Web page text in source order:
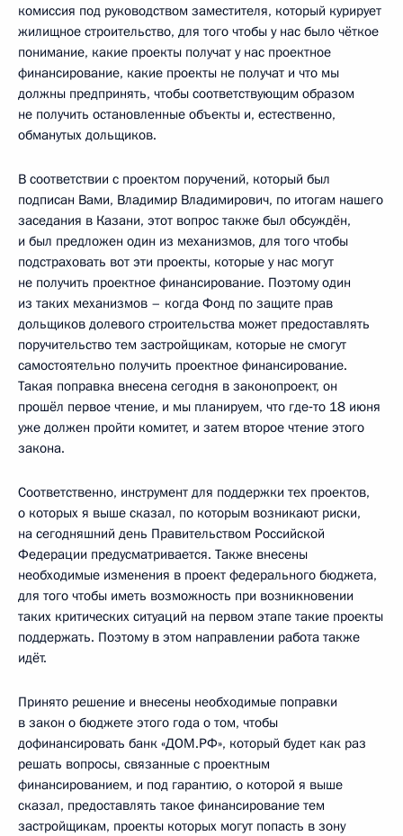
комиссия под руководством заместителя, который курирует
жилищное строительство, для того чтобы у нас было чёткое
понимание, какие проекты получат у нас проектное
финансирование, какие проекты не получат и что мы
должны предпринять, чтобы соответствующим образом
не получить остановленные объекты и, естественно,
обманутых дольщиков.
В соответствии с проектом поручений, который был
подписан Вами, Владимир Владимирович, по итогам нашего
заседания в Казани, этот вопрос также был обсуждён,
и был предложен один из механизмов, для того чтобы
подстраховать вот эти проекты, которые у нас могут
не получить проектное финансирование. Поэтому один
из таких механизмов – когда Фонд по защите прав
дольщиков долевого строительства может предоставлять
поручительство тем застройщикам, которые не смогут
самостоятельно получить проектное финансирование.
Такая поправка внесена сегодня в законопроект, он
прошёл первое чтение, и мы планируем, что где‑то 18 июня
уже должен пройти комитет, и затем второе чтение этого
закона.
Соответственно, инструмент для поддержки тех проектов,
о которых я выше сказал, по которым возникают риски,
на сегодняшний день Правительством Российской
Федерации предусматривается. Также внесены
необходимые изменения в проект федерального бюджета,
для того чтобы иметь возможность при возникновении
таких критических ситуаций на первом этапе такие проекты
поддержать. Поэтому в этом направлении работа также
идёт.
Принято решение и внесены необходимые поправки
в закон о бюджете этого года о том, чтобы
дофинансировать банк «ДОМ.РФ», который будет как раз
решать вопросы, связанные с проектным
финансированием, и под гарантию, о которой я выше
сказал, предоставлять такое финансирование тем
застройщикам, проекты которых могут попасть в зону